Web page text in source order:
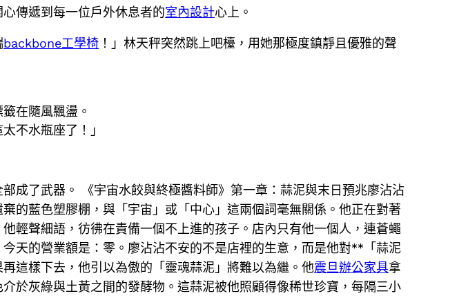
傳遞到每一位戶外休息者的室內設計心上。
backbone工學椅 ！」林天秤突然跳上吧檯，用她那極度鎮靜且優雅的聲
在隨風飄盪。
不水瓶座了！」
成了武器。 《宇宙水餃與終極醬料師》第一章：蒜泥與末日預兆廖沾沾
的藍色塑膠棚，與「宇宙」或「中心」這兩個詞毫無關係。他正在對著
輕聲細語，彷彿在責備一個不上進的孩子。店內只有他一個人，連蒼蠅
天的營業額是：零。廖沾沾不安的不是店裡的生意，而是他對**「蒜泥
這樣下去，他引以為傲的「靈魂蒜泥」將難以為繼。他震旦辦公家具拿
於灰綠與土黃之間的發酵物。這蒜泥被他照顧得像稀世珍寶，每隔三小